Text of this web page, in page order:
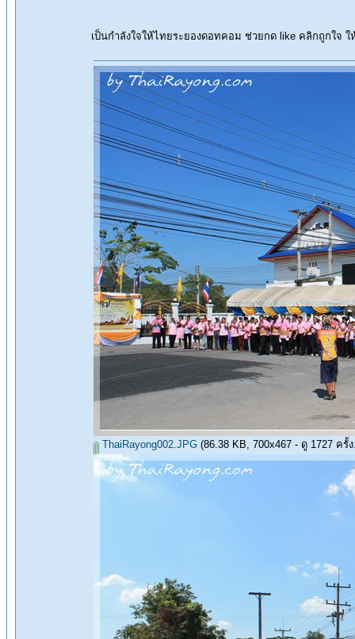
เป็นกำลังใจให้ไทยระยองดอทคอม ช่วยกด like คลิกถูกใ
ThaiRayong002.JPG (86.38 KB, 700x467 - ดู 1727 ครั้